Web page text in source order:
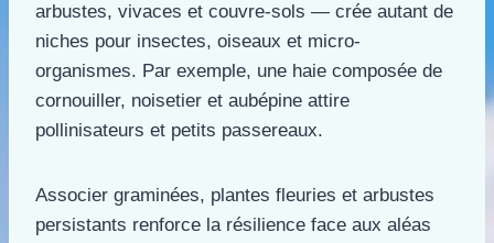
arbustes, vivaces et couvre-sols — crée autant de
niches pour insectes, oiseaux et micro-
organismes. Par exemple, une haie composée de
cornouiller, noisetier et aubépine attire
pollinisateurs et petits passereaux.
Associer graminées, plantes fleuries et arbustes
persistants renforce la résilience face aux aléas